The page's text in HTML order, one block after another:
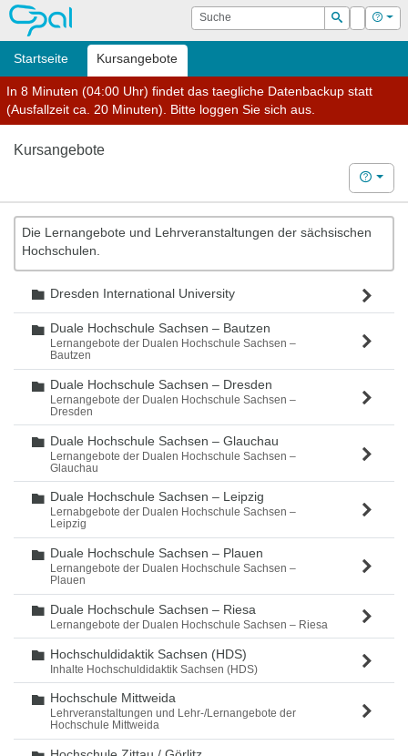
OPAL Suche
Suchen
Login Hilfe
Startseite Kursangebote
In 8 Minuten (04:00 Uhr) findet das taegliche Datenbackup statt
(Ausfallzeit ca. 20 Minuten). Bitte loggen Sie sich aus.
Kursangebote
Hilfe
Die Lernangebote und Lehrveranstaltungen der sächsischen
Hochschulen.
Ordner
Dresden International University
Ordner
Duale Hochschule Sachsen – Bautzen
Lernangebote der Dualen Hochschule Sachsen –
Bautzen
Ordner
Duale Hochschule Sachsen – Dresden
Lernangebote der Dualen Hochschule Sachsen –
Dresden
Ordner
Duale Hochschule Sachsen – Glauchau
Lernangebote der Dualen Hochschule Sachsen –
Glauchau
Ordner
Duale Hochschule Sachsen – Leipzig
Lernabgebote der Dualen Hochschule Sachsen –
Leipzig
Ordner
Duale Hochschule Sachsen – Plauen
Lernangebote der Dualen Hochschule Sachsen –
Plauen
Ordner
Duale Hochschule Sachsen – Riesa
Lernangebote der Dualen Hochschule Sachsen – Riesa
Ordner
Hochschuldidaktik Sachsen (HDS)
Inhalte Hochschuldidaktik Sachsen (HDS)
Ordner
Hochschule Mittweida
Lehrveranstaltungen und Lehr-/Lernangebote der
Hochschule Mittweida